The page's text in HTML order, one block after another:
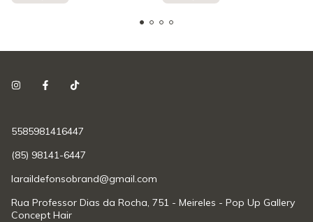
5585981416447
(85) 98141-6447
laraildefonsobrand@gmail.com
Rua Professor Dias da Rocha, 751 - Meireles - Pop Up Gallery
Concept Hair